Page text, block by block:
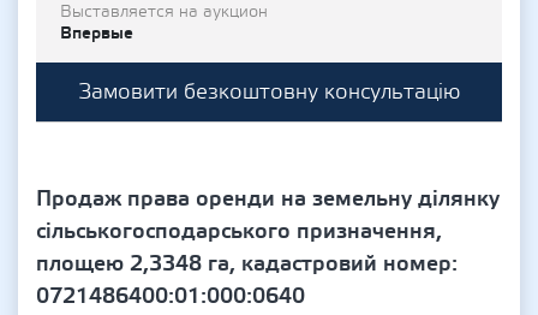
Выставляется на аукцион
Впервые
Замовити безкоштовну консультацію
Продаж права оренди на земельну ділянку
сільськогосподарського призначення,
площею 2,3348 га, кадастровий номер:
0721486400:01:000:0640